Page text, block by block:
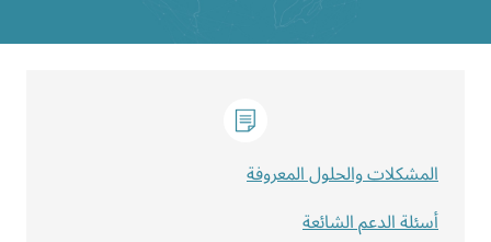
المشكلات والحلول المعروفة
أسئلة الدعم الشائعة